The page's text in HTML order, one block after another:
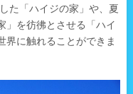
た「ハイジの家」や、夏
」を彷彿とさせる「ハイ
界に触れることができま